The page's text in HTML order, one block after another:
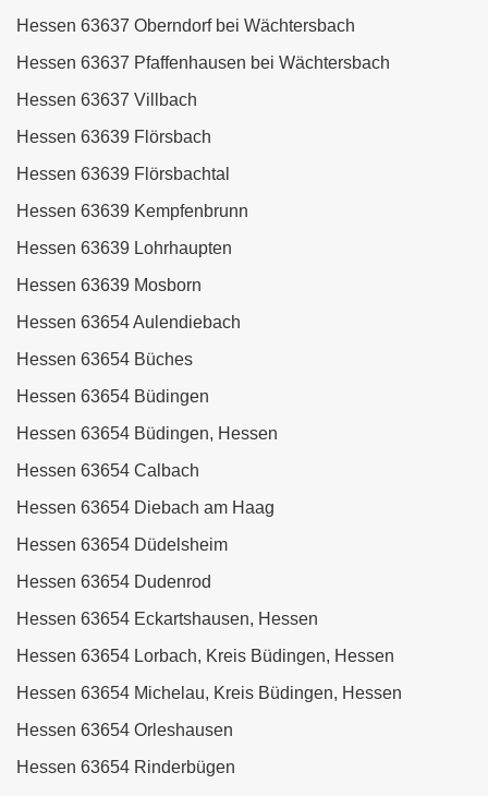
Hessen 63637 Oberndorf bei Wächtersbach
Hessen 63637 Pfaffenhausen bei Wächtersbach
Hessen 63637 Villbach
Hessen 63639 Flörsbach
Hessen 63639 Flörsbachtal
Hessen 63639 Kempfenbrunn
Hessen 63639 Lohrhaupten
Hessen 63639 Mosborn
Hessen 63654 Aulendiebach
Hessen 63654 Büches
Hessen 63654 Büdingen
Hessen 63654 Büdingen, Hessen
Hessen 63654 Calbach
Hessen 63654 Diebach am Haag
Hessen 63654 Düdelsheim
Hessen 63654 Dudenrod
Hessen 63654 Eckartshausen, Hessen
Hessen 63654 Lorbach, Kreis Büdingen, Hessen
Hessen 63654 Michelau, Kreis Büdingen, Hessen
Hessen 63654 Orleshausen
Hessen 63654 Rinderbügen